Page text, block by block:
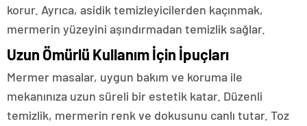
korur. Ayrıca, asidik temizleyicilerden kaçınmak,
mermerin yüzeyini aşındırmadan temizlik sağlar.
Uzun Ömürlü Kullanım İçin İpuçları
Mermer masalar, uygun bakım ve koruma ile
mekanınıza uzun süreli bir estetik katar. Düzenli
temizlik, mermerin renk ve dokusunu canlı tutar. Toz